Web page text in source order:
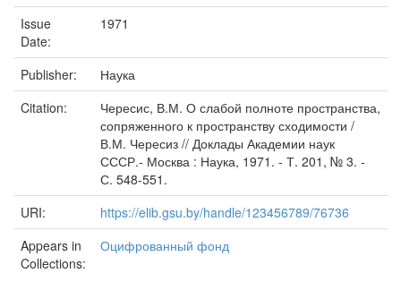
Issue
Date:
1971
Publisher:
Наука
Citation:
Чересис, В.М. О слабой полноте пространства,
сопряженного к пространству сходимости /
В.М. Чересиз // Доклады Академии наук
СССР.- Москва : Наука, 1971. - Т. 201, № 3. -
С. 548-551.
URI:
https://elib.gsu.by/handle/123456789/76736
Appears in
Collections:
Оцифрованный фонд